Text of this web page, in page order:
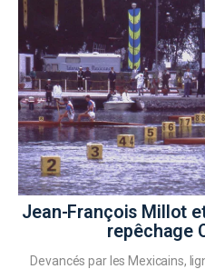
Jean-François Millot
repêchage
Devancés par les Mexicains,